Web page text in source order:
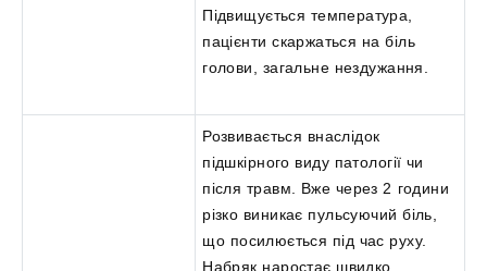
Підвищується температура,
пацієнти скаржаться на біль
голови, загальне нездужання.
Розвивається внаслідок
підшкірного виду патології чи
після травм. Вже через 2 години
різко виникає пульсуючий біль,
що посилюється під час руху.
Набряк наростає швидко,